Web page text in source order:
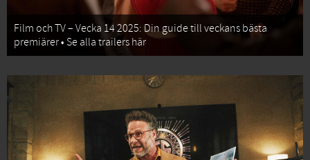
Film och TV – Vecka 14 2025: Din guide till veckans bästa
premiärer • Se alla trailers här